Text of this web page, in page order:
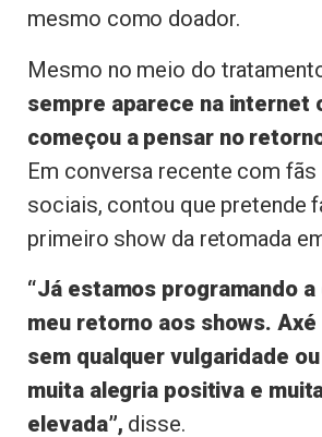
mesmo como doador.
Mesmo no meio do
sempre aparece na internet
começou a pensar no
Em conversa recente com fãs
sociais, contou que pretende
primeiro show da retomada
“Já estamos programando
meu retorno aos shows. Axé
sem qualquer vulgaridade
muita alegria positiva e
elevada”, disse.